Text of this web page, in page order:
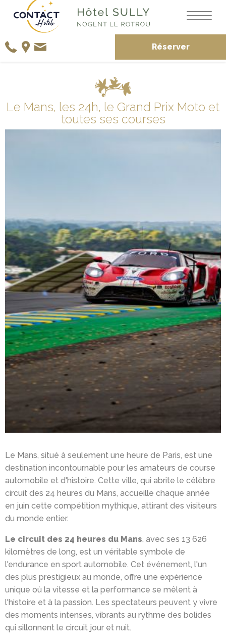
Réserver
Le Mans, les 24h, le Grand Prix Moto et
toutes ses courses
Le Mans, situé à seulement une heure de Paris, est une
destination incontournable pour les amateurs de course
automobile et d'histoire. Cette ville, qui abrite le célèbre
circuit des 24 heures du Mans, accueille chaque année
en juin cette compétition mythique, attirant des visiteurs
du monde entier.
Le circuit des 24 heures du Mans, avec ses 13 626
kilomètres de long, est un véritable symbole de
l'endurance en sport automobile. Cet événement, l'un
des plus prestigieux au monde, offre une expérience
unique où la vitesse et la performance se mêlent à
l'histoire et à la passion. Les spectateurs peuvent y vivre
des moments intenses, vibrants au rythme des bolides
qui sillonnent le circuit jour et nuit.